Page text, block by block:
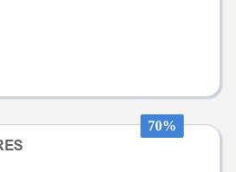
70%